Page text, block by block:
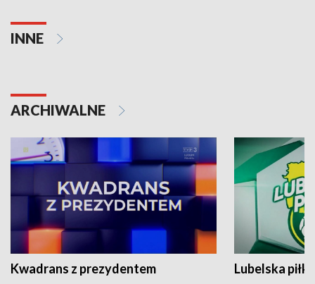
INNE
ARCHIWALNE
Kwadrans z prezydentem Lubelska piłka